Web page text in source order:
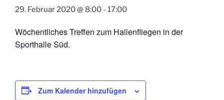
29. Februar 2020 @ 8:00 - 17:00
Wöchentliches Treffen zum Hallenfliegen in der
Sporthalle Süd.
Zum Kalender hinzufügen